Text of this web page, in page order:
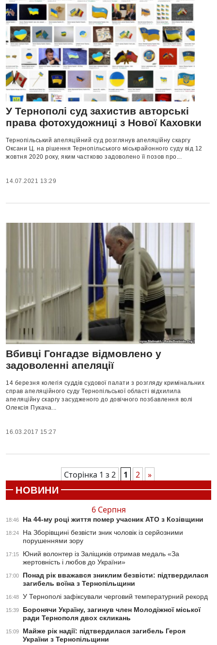
У Тернополі суд захистив авторські
права фотохудожниці з Нової Каховки
Тернопільський апеляційний суд розглянув апеляційну скаргу
Оксани Ц. на рішення Тернопільського міськрайонного суду від 12
жовтня 2020 року, яким частково задоволено її позов про...
14.07.2021 13:29
Вбивці Гонгадзе відмовлено у
задоволенні апеляції
14 березня колегія суддів судової палати з розгляду кримінальних
справ апеляційного суду Тернопільської області відхилила
апеляційну скаргу засудженого до довічного позбавлення волі
Олексія Пукача...
16.03.2017 15:27
Сторінка 1 з 2 1 2
»
НОВИНИ
6 Серпня
18:46 На 44-му році життя помер учасник АТО з Козівщини
18:24
На Зборівщині безвісти зник чоловік із серйозними
порушеннями зору
17:15
Юний волонтер із Заліщиків отримав медаль «За
жертовність і любов до України»
17:00
Понад рік вважався зниклим безвісти: підтвердилася
загибель воїна з Тернопільщини
16:48 У Тернополі зафіксували черговий температурний рекорд
15:39
Боронячи Україну, загинув член Молодіжної міської
ради Тернополя двох скликань
15:09
Майже рік надії: підтвердилася загибель Героя
України з Тернопільщини